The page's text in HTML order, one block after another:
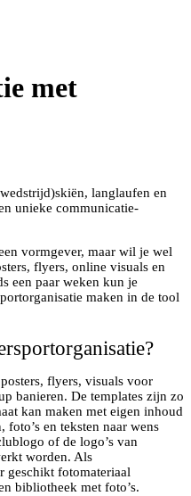
met
langlaufen en
unieke communicatie-
vormgever, maar wil je wel
flyers, online visuals en
een paar weken kun je
maken in de tool
flyers, visuals voor
banieren. De templates zijn zo
kan maken met eigen inhoud
en teksten naar wens
of de logo’s van
worden. Als
geschikt fotomateriaal
bibliotheek met foto’s.